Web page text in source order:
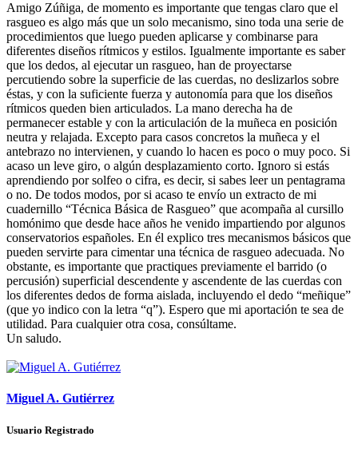
Amigo Zúñiga, de momento es importante que tengas claro que el
rasgueo es algo más que un solo mecanismo, sino toda una serie de
procedimientos que luego pueden aplicarse y combinarse para
diferentes diseños rítmicos y estilos. Igualmente importante es saber
que los dedos, al ejecutar un rasgueo, han de proyectarse
percutiendo sobre la superficie de las cuerdas, no deslizarlos sobre
éstas, y con la suficiente fuerza y autonomía para que los diseños
rítmicos queden bien articulados. La mano derecha ha de
permanecer estable y con la articulación de la muñeca en posición
neutra y relajada. Excepto para casos concretos la muñeca y el
antebrazo no intervienen, y cuando lo hacen es poco o muy poco. Si
acaso un leve giro, o algún desplazamiento corto. Ignoro si estás
aprendiendo por solfeo o cifra, es decir, si sabes leer un pentagrama
o no. De todos modos, por si acaso te envío un extracto de mi
cuadernillo “Técnica Básica de Rasgueo” que acompaña al cursillo
homónimo que desde hace años he venido impartiendo por algunos
conservatorios españoles. En él explico tres mecanismos básicos que
pueden servirte para cimentar una técnica de rasgueo adecuada. No
obstante, es importante que practiques previamente el barrido (o
percusión) superficial descendente y ascendente de las cuerdas con
los diferentes dedos de forma aislada, incluyendo el dedo “meñique”
(que yo indico con la letra “q”). Espero que mi aportación te sea de
utilidad. Para cualquier otra cosa, consúltame.
Un saludo.
Miguel A. Gutiérrez
Usuario Registrado